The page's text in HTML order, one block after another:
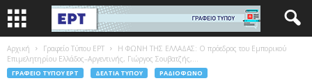
Αρχική Γραφείο Τύπου ΕΡΤ
Η ΦΩΝΗ ΤΗΣ ΕΛΛΑΔΑΣ: Ο πρόεδρος του Εμπορικού
Επιμελητηρίου Ελλάδος–Αργεντινής, Γιώργος Σουβατζής,...
ΓΡΑΦΕΊΟ ΤΎΠΟΥ ΕΡΤ ΔΕΛΤΊΑ ΤΎΠΟΥ ΡΑΔΙΌΦΩΝΟ